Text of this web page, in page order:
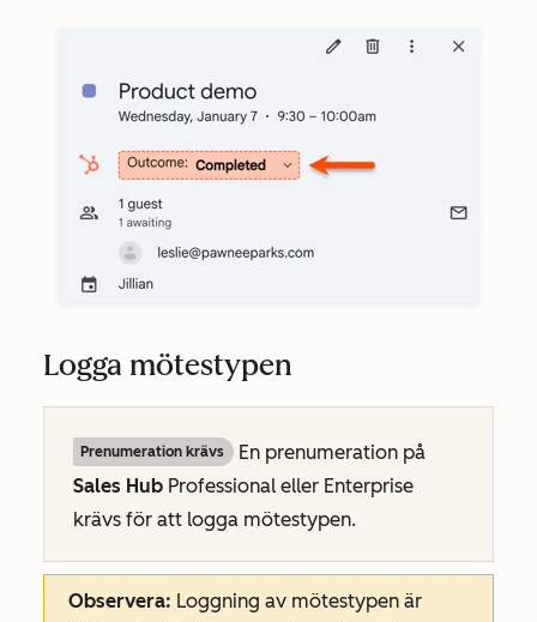
Logga mötestypen
Prenumeration krävs
En prenumeration på
Sales Hub Professional eller Enterprise
krävs för att logga mötestypen.
Observera: Loggning av mötestypen är